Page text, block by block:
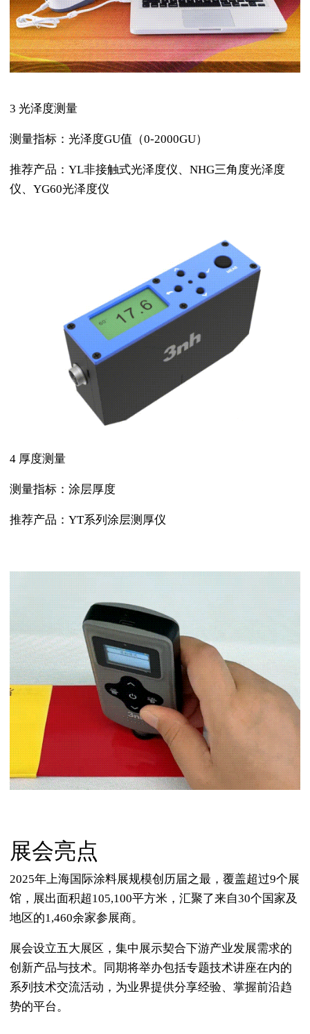
3 光泽度测量
测量指标：光泽度GU值（0-2000GU）
推荐产品：YL非接触式光泽度仪、NHG三角度光泽度
仪、YG60光泽度仪
4 厚度测量
测量指标：涂层厚度
推荐产品：YT系列涂层测厚仪
展会亮点
2025年上海国际涂料展规模创历届之最，覆盖超过9个展
馆，展出面积超105,100平方米，汇聚了来自30个国家及
地区的1,460余家参展商。
展会设立五大展区，集中展示契合下游产业发展需求的
创新产品与技术。同期将举办包括专题技术讲座在内的
系列技术交流活动，为业界提供分享经验、掌握前沿趋
势的平台。